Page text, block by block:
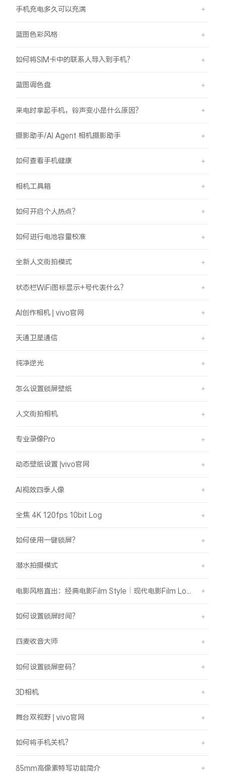
手机充电多久可以充满
蓝图色彩风格
如何将SIM卡中的联系人导入到手机？
蓝图调色盘
来电时拿起手机，铃声变小是什么原因？
摄影助手/AI Agent 相机摄影助手
如何查看手机健康
相机工具箱
如何开启个人热点？
如何进行电池容量校准
全新人文街拍模式
状态栏WiFi图标显示+号代表什么？
AI创作相机 | vivo官网
天通卫星通信
纯净逆光
怎么设置锁屏壁纸
人文街拍相机
专业录像Pro
动态壁纸设置 |vivo官网
AI视效四季人像
全焦 4K 120fps 10bit Log
如何使用一键锁屏？
潜水拍摄模式
如何设置锁屏时间？
四麦收音大师
如何设置锁屏密码？
3D相机
舞台双视野 | vivo官网
如何将手机关机？
85mm高像素特写功能简介